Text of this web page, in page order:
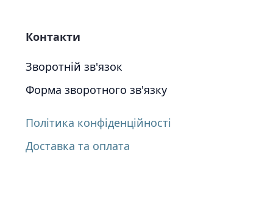
Контакти
Зворотній зв'язок
Форма зворотного зв'язку
Політика конфіденційності
Доставка та оплата